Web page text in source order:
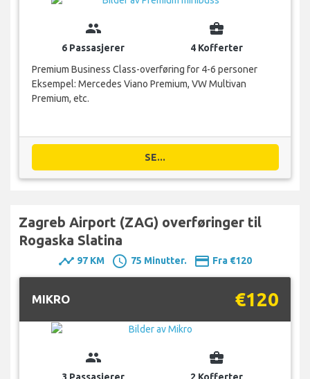
group
6 Passasjerer
business_center
4 Kofferter
Premium Business Class-overføring for 4-6 personer
Eksempel: Mercedes Viano Premium, VW Multivan
Premium, etc.
SE...
Zagreb Airport (ZAG) overføringer til
Rogaska Slatina
timeline 97 KM schedule 75 Minutter. payment Fra €120
MIKRO €120
group
3 Passasjerer
business_center
2 Kofferter